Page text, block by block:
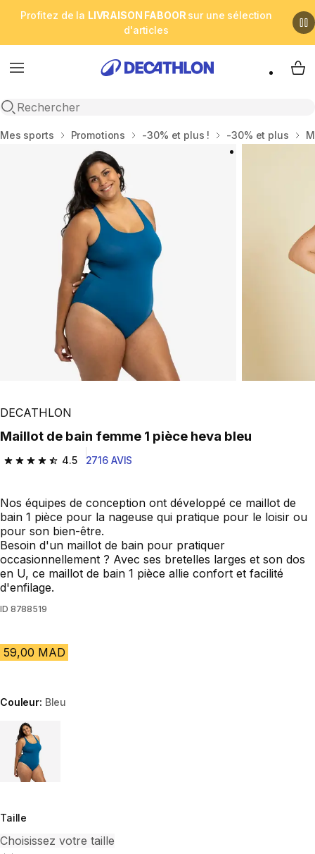
Profitez de la LIVRAISON FABOOR sur une sélection
d'articles
Menu
Open search
My
Accueil
Mes sports Promotions -30% et plus ! -30% et plus
DECATHLON
Maillot de bain femme 1 pièce heva bleu
4.5
4.5 out of 5 stars from 2716 reviews
2716 AVIS
Nos équipes de conception ont développé ce maillot de
bain 1 pièce pour la nageuse qui pratique pour le loisir ou
pour son bien-être.
Besoin d'un maillot de bain pour pratiquer
occasionnellement ? Avec ses bretelles larges et son dos
en U, ce maillot de bain 1 pièce allie confort et facilité
d'enfilage.
ID 8788519
59,00 MAD
Couleur: Bleu
Choose a variant
Taille